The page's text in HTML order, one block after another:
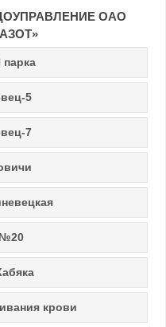
ОАО
5
7
крови